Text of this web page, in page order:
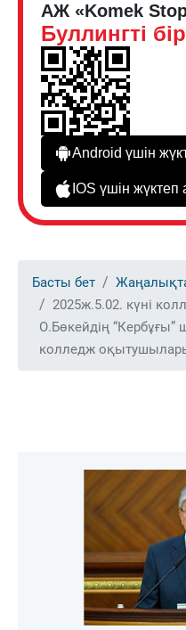
АЖ «Komek
Буллингті
Android үшін
IOS үшін
Басты бет
2025ж.5.02. күні
О.Бөкейдің
колледж